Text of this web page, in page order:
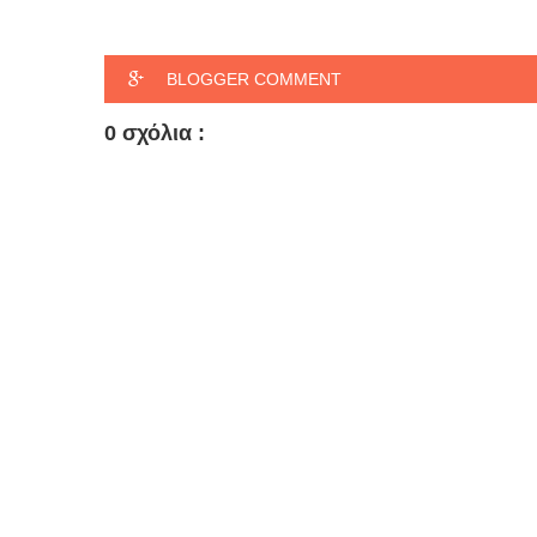
BLOGGER COMMENT
0 σχόλια :